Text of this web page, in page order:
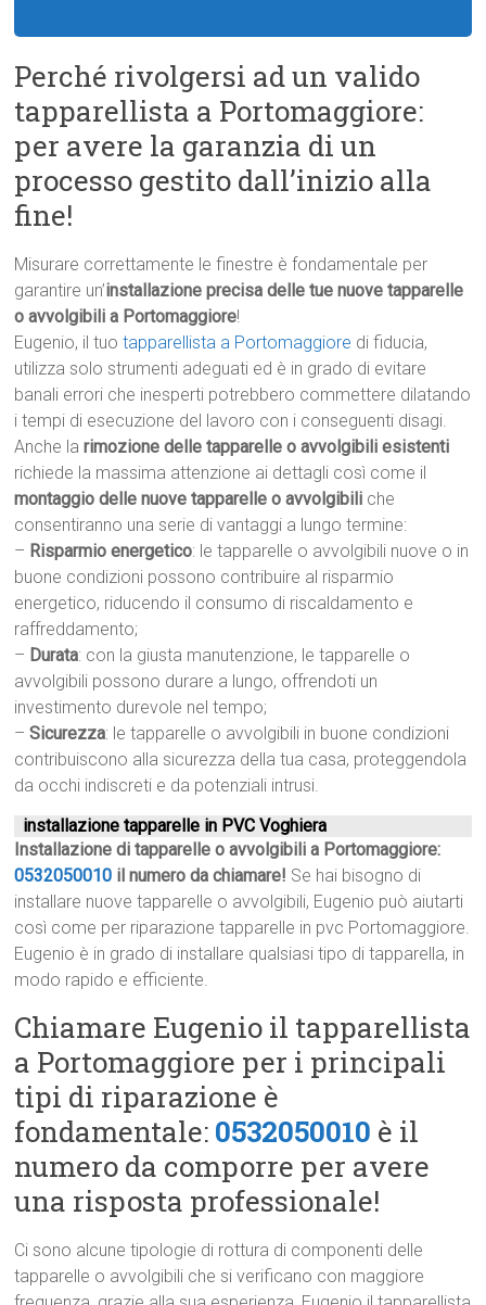
Perché rivolgersi ad un valido
tapparellista a Portomaggiore:
per avere la garanzia di un
processo gestito dall’inizio alla
fine!
Misurare correttamente le finestre è fondamentale per
garantire un’installazione precisa delle tue nuove tapparelle
o avvolgibili a Portomaggiore!
Eugenio, il tuotapparellista a Portomaggiore di fiducia,
utilizza solo strumenti adeguati ed è in grado di evitare
banali errori che inesperti potrebbero commettere dilatando
i tempi di esecuzione del lavoro con i conseguenti disagi.
Anche larimozione delle tapparelle o avvolgibili esistenti
richiede la massima attenzione ai dettagli così come il
montaggio delle nuove tapparelle o avvolgibili che
consentiranno una serie di vantaggi a lungo termine:
– Risparmio energetico: le tapparelle o avvolgibili nuove o in
buone condizioni possono contribuire al risparmio
energetico, riducendo il consumo di riscaldamento e
raffreddamento;
– Durata: con la giusta manutenzione, le tapparelle o
avvolgibili possono durare a lungo, offrendoti un
investimento durevole nel tempo;
–Sicurezza: le tapparelle o avvolgibili in buone condizioni
contribuiscono alla sicurezza della tua casa, proteggendola
da occhi indiscreti e da potenziali intrusi.
installazione tapparelle in PVC Voghiera
Installazione di tapparelle o avvolgibili a Portomaggiore:
0532050010 il numero da chiamare! Se hai bisogno di
installare nuove tapparelle o avvolgibili, Eugenio può aiutarti
così come per riparazione tapparelle in pvc Portomaggiore.
Eugenio è in grado di installare qualsiasi tipo di tapparella, in
modo rapido e efficiente.
Chiamare Eugenio il tapparellista
a Portomaggiore per i principali
tipi di riparazione è
fondamentale: 0532050010 è il
numero da comporre per avere
una risposta professionale!
Ci sono alcune tipologie di rottura di componenti delle
tapparelle o avvolgibili che si verificano con maggiore